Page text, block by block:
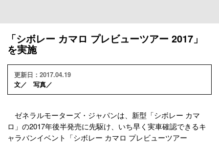
「シボレー カマロ プレビューツアー 2017」
を実施
更新日：2017.04.19
文／ 写真／
ゼネラルモーターズ・ジャパンは、新型「シボレー カマ
ロ」の2017年後半発売に先駆け、いち早く実車確認できるキ
ャラバンイベント「シボレー カマロ プレビューツアー